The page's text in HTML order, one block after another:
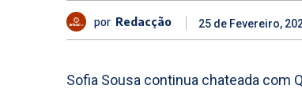
por Redacção 25 de Fevereiro,
Sofia Sousa continua chateada com